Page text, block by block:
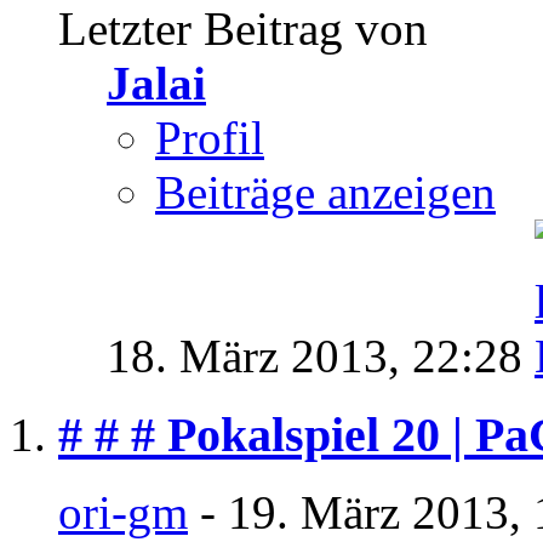
Letzter Beitrag von
Jalai
Profil
Beiträge anzeigen
18. März 2013, 22:28
# # # Pokalspiel 20 |
ori-gm - 19. März 2013,